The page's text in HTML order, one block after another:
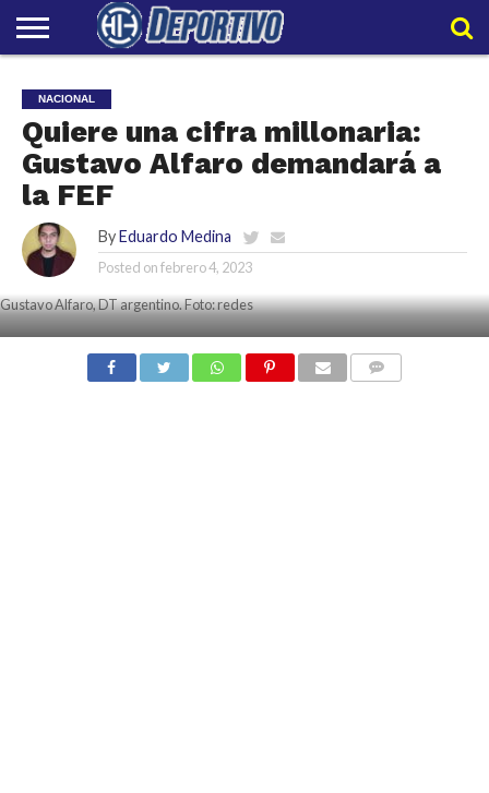
NACIONAL
INTERNACIONAL
EMBAJADORES
POLIDEPORTIVO
POLÍTICAS
DE
PRIVACIDAD
CONTACTO
HIT
EQUIPO
HIT
NACIONAL
Quiere una cifra millonaria:
Gustavo Alfaro demandará a
la FEF
By Eduardo Medina
Posted onfebrero 4, 2023
Gustavo Alfaro, DT argentino. Foto: redes